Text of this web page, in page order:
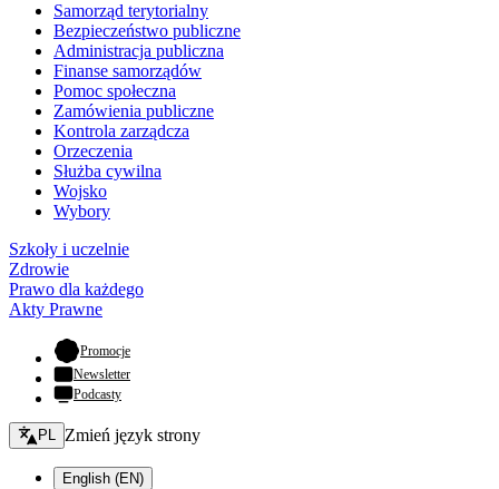
Samorząd terytorialny
Bezpieczeństwo publiczne
Administracja publiczna
Finanse samorządów
Pomoc społeczna
Zamówienia publiczne
Kontrola zarządcza
Orzeczenia
Służba cywilna
Wojsko
Wybory
Szkoły i uczelnie
Zdrowie
Prawo dla każdego
Akty Prawne
Promocje- otwiera się w nowej karcie
Newsletter
Podcasty
Zmień język - bieżący:
PL Zmień język strony
English (EN)